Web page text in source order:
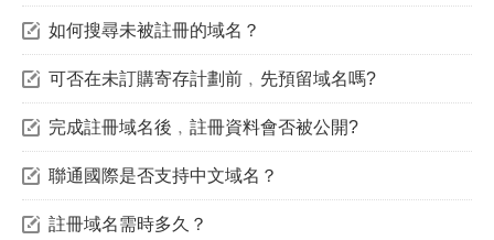
如何搜尋未被註冊的域名？
可否在未訂購寄存計劃前﹐先預留域名嗎?
完成註冊域名後﹐註冊資料會否被公開?
聯通國際是否支持中文域名？
註冊域名需時多久？